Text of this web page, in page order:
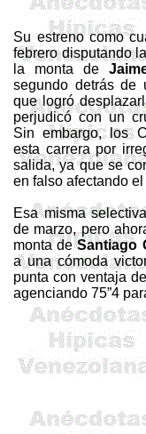
Su estreno como
febrero disputando
la monta de
segundo detrás de
que logró
perjudicó con un
Sin embargo, los
esta carrera por
salida, ya que se
en falso afectando
Esa misma
de marzo, pero
monta deSantiago
a una cómoda
punta con ventaja
agenciando 75”4